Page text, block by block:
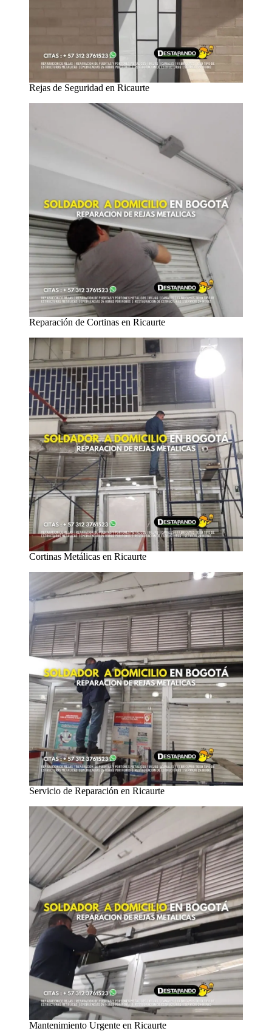
Rejas de Seguridad en Ricaurte
Reparación de Cortinas en Ricaurte
Cortinas Metálicas en Ricaurte
Servicio de Reparación en Ricaurte
Mantenimiento Urgente en Ricaurte